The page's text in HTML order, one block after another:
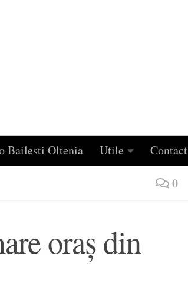
Bailesti Oltenia Utile Contact
0
oraș din